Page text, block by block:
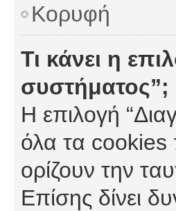
Κορυφή
Τι κάνει η
συστήματος”;
Η επιλογή
όλα τα cookies
ορίζουν την
Επίσης δίνει